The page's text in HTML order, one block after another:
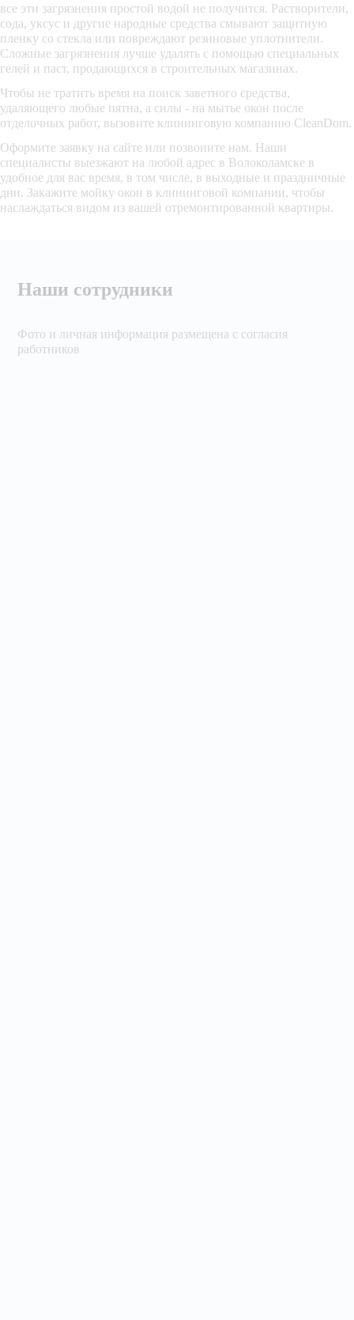
все эти загрязнения простой водой не получится. Растворители,
сода, уксус и другие народные средства смывают защитную
пленку со стекла или повреждают резиновые уплотнители.
Сложные загрязнения лучше удалять с помощью специальных
гелей и паст, продающихся в строительных магазинах.
Чтобы не тратить время на поиск заветного средства,
удаляющего любые пятна, а силы - на мытье окон после
отделочных работ, вызовите клининговую компанию CleanDom.
Оформите заявку на сайте или позвоните нам. Наши
специалисты выезжают на любой адрес в Волоколамске в
удобное для вас время, в том числе, в выходные и праздничные
дни. Закажите мойку окон в клининговой компании, чтобы
наслаждаться видом из вашей отремонтированной квартиры.
Наши сотрудники
Фото и личная информация размещена с согласия
работников